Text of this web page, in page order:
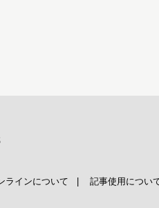
ラインについて 記事使用につい